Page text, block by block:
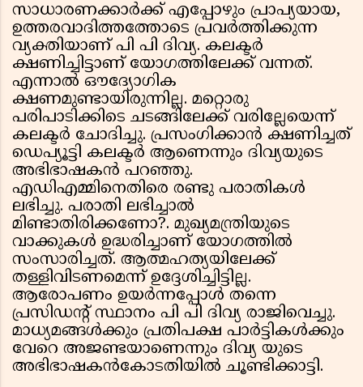
സാധാരണക്കാര്‍ക്ക് എപ്പോഴും പ്രാപ്യയായ,
ഉത്തരവാദിത്തത്തോടെ പ്രവര്‍ത്തിക്കുന്ന
വ്യക്തിയാണ് പി പി ദിവ്യ. കലക്ടര്‍
ക്ഷണിച്ചിട്ടാണ് യോഗത്തിലേക്ക് വന്നത്.
എന്നാല്‍ ഔദ്യോഗിക
ക്ഷണമുണ്ടായിരുന്നില്ല. മറ്റൊരു
പരിപാടിക്കിടെ ചടങ്ങിലേക്ക് വരില്ലേയെന്ന്
കലക്ടര്‍ ചോദിച്ചു. പ്രസംഗിക്കാന്‍ ക്ഷണിച്ചത്
ഡെപ്യൂട്ടി കലക്ടര്‍ ആണെന്നും ദിവ്യയുടെ
അഭിഭാഷകന്‍ പറഞ്ഞു.
എഡിഎമ്മിനെതിരെ രണ്ടു പരാതികള്‍
ലഭിച്ചു. പരാതി ലഭിച്ചാല്‍
മിണ്ടാതിരിക്കണോ?. മുഖ്യമന്ത്രിയുടെ
വാക്കുകള്‍ ഉദ്ധരിച്ചാണ് യോ​ഗത്തിൽ‌
സംസാരിച്ചത്. ആത്മഹത്യയിലേക്ക്
തള്ളിവിടണമെന്ന് ഉദ്ദേശിച്ചിട്ടില്ല.
ആരോപണം ഉയര്‍ന്നപ്പോള്‍ തന്നെ
പ്രസിഡന്റ് സ്ഥാനം പി പി ദിവ്യ രാജിവെച്ചു.
മാധ്യമങ്ങള്‍ക്കും പ്രതിപക്ഷ പാര്‍ട്ടികള്‍ക്കും
വേറെ അജണ്ടയാണെന്നും ദിവ്യ യുടെ
അഭിഭാഷകൻകോടതിയില്‍ ചൂണ്ടിക്കാട്ടി.